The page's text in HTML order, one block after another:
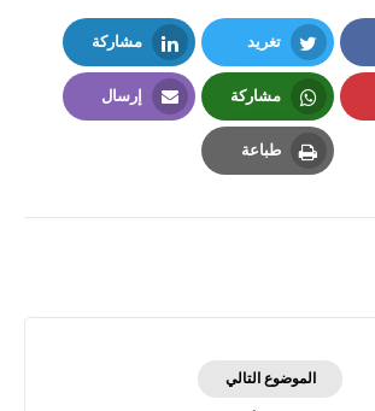
تغريد
Twitter
مشاركة
LinkedIn
مشاركة
Whatsapp
إرسال
طباعة
الموضوع التالي